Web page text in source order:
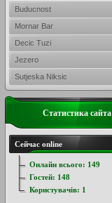
Buducnost
Mornar Bar
Decic Tuzi
Jezero
Sutjeska Niksic
Статистика сайта
Сейчас online
Онлайн всього: 149
Гостей: 148
Користувачів: 1